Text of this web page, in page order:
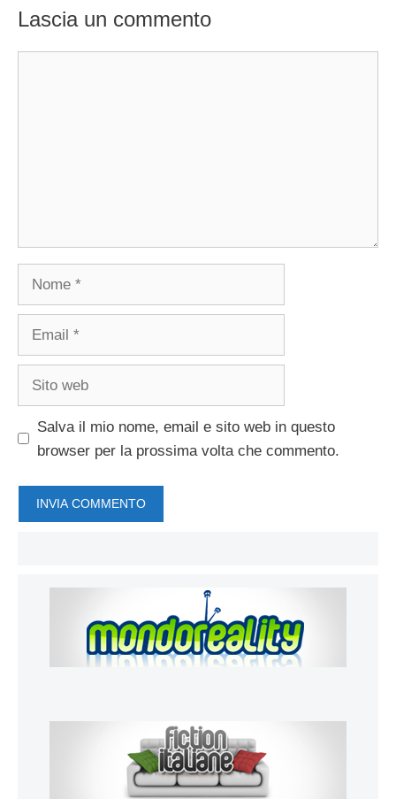
Lascia un commento
Salva il mio nome, email e sito web in questo
browser per la prossima volta che commento.